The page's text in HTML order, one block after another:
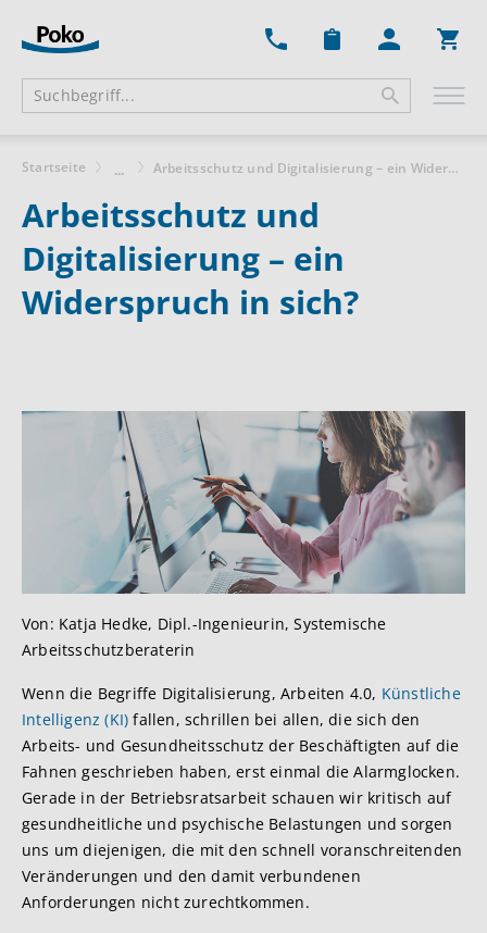
Startseite ... Arbeitsschutz und Digitalisierung – ein Widerspruch in sich?
Arbeitsschutz und
Digitalisierung – ein
Widerspruch in sich?
Von: Katja Hedke, Dipl.-Ingenieurin, Systemische
Arbeitsschutzberaterin
Wenn die Begriffe Digitalisierung, Arbeiten 4.0, Künstliche
Intelligenz (KI) fallen, schrillen bei allen, die sich den
Arbeits- und Gesundheitsschutz der Beschäftigten auf die
Fahnen geschrieben haben, erst einmal die Alarmglocken.
Gerade in der Betriebsratsarbeit schauen wir kritisch auf
gesundheitliche und psychische Belastungen und sorgen
uns um diejenigen, die mit den schnell voranschreitenden
Veränderungen und den damit verbundenen
Anforderungen nicht zurechtkommen.